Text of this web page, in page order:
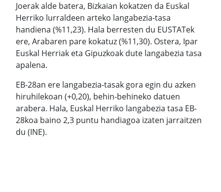
Joerak alde batera, Bizkaian kokatzen da Euskal
Herriko lurraldeen arteko langabezia-tasa
handiena (%11,23). Hala berresten du EUSTATek
ere, Arabaren pare kokatuz (%11,30). Ostera, Ipar
Euskal Herriak eta Gipuzkoak dute langabezia tasa
apalena.
EB-28an ere langabezia-tasak gora egin du azken
hiruhilekoan (+0,20), behin-behineko datuen
arabera. Hala, Euskal Herriko langabezia tasa EB-
28koa baino 2,3 puntu handiagoa izaten jarraitzen
du (INE).